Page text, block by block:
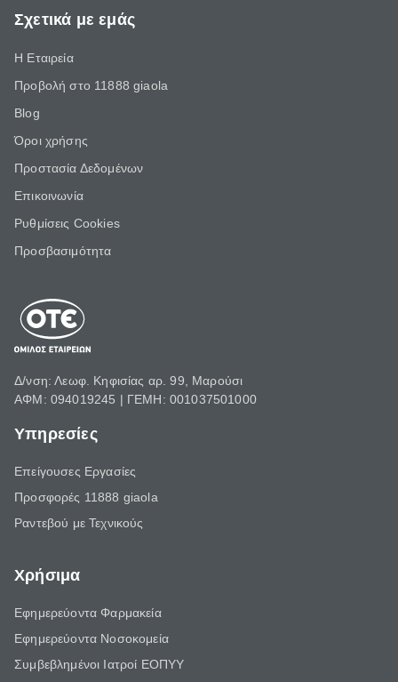
Σχετικά με εμάς
Η Εταιρεία
Προβολή στο 11888 giaola
Blog
Όροι χρήσης
Προστασία Δεδομένων
Επικοινωνία
Ρυθμίσεις Cookies
Προσβασιμότητα
Δ/νση: Λεωφ. Κηφισίας αρ. 99, Μαρούσι
ΑΦΜ: 094019245 | ΓΕΜΗ: 001037501000
Υπηρεσίες
Επείγουσες Εργασίες
Προσφορές 11888 giaola
Ραντεβού με Τεχνικούς
Χρήσιμα
Εφημερεύοντα Φαρμακεία
Εφημερεύοντα Νοσοκομεία
Συμβεβλημένοι Ιατροί ΕΟΠΥΥ